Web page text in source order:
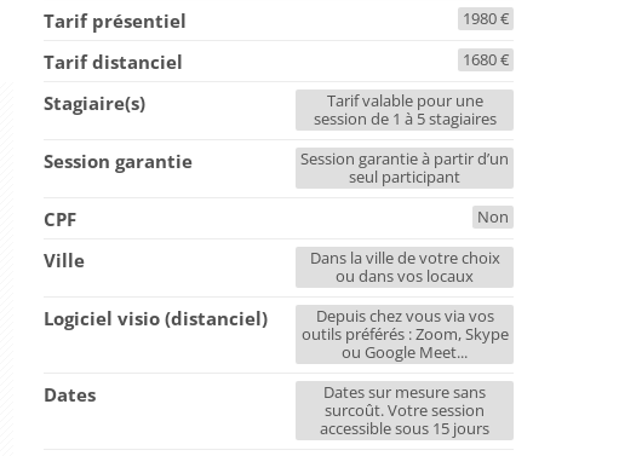
Tarif présentiel 1980 €
Tarif distanciel 1680 €
Stagiaire(s)
Tarif valable pour une
session de 1 à 5 stagiaires
Session garantie
Session garantie à partir d’un
seul participant
CPF Non
Ville
Dans la ville de votre choix
ou dans vos locaux
Logiciel visio (distanciel)
Depuis chez vous via vos
outils préférés : Zoom, Skype
ou Google Meet...
Dates
Dates sur mesure sans
surcoût. Votre session
accessible sous 15 jours